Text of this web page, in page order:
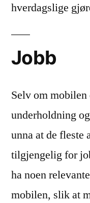
hverdagslige
Jobb
Selv om
underholdning
unna at de fleste
tilgjengelig for
ha noen
mobilen, slik at